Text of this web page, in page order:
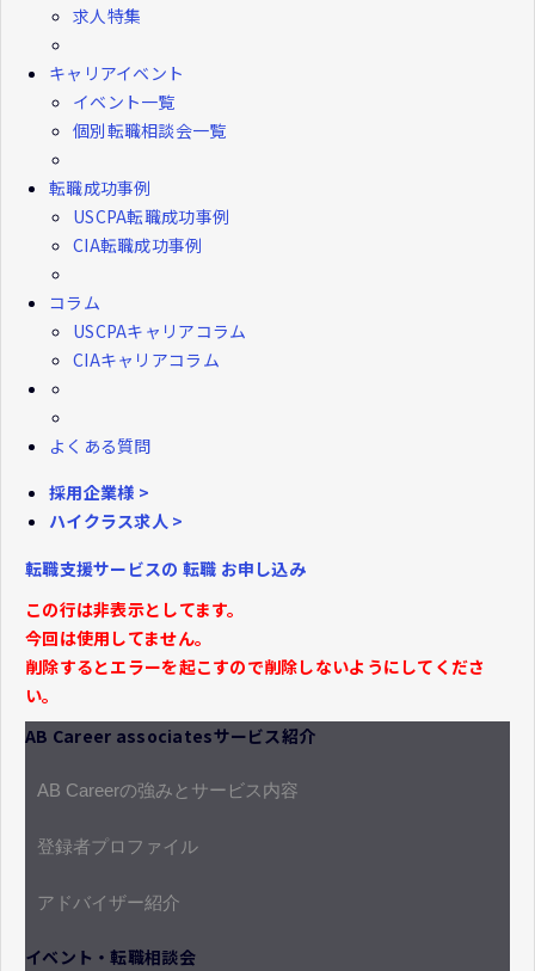
求人特集
キャリアイベント
イベント一覧
個別転職相談会一覧
転職成功事例
USCPA転職成功事例
CIA転職成功事例
コラム
USCPAキャリアコラム
CIAキャリアコラム
よくある質問
採用企業様 >
ハイクラス求人 >
転職支援サービスの 転職 お申し込み
この行は非表示としてます。
今回は使用してません。
削除するとエラーを起こすので削除しないようにしてくださ
い。
AB Career associatesサービス紹介
AB Careerの強みとサービス内容
登録者プロファイル
アドバイザー紹介
イベント・転職相談会